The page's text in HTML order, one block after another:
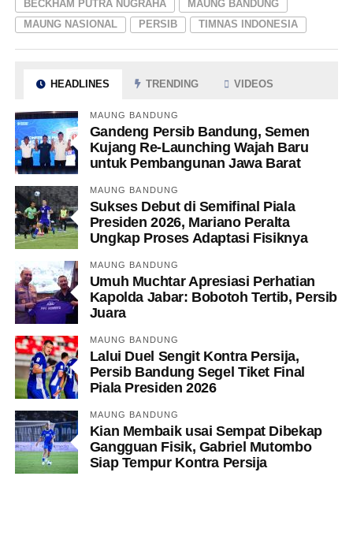
BECKHAM PUTRA NUGRAHA
MAUNG BANDUNG
MAUNG NASIONAL
PERSIB TIMNAS INDONESIA
HEADLINES TRENDING VIDEOS
MAUNG BANDUNG
Gandeng Persib Bandung, Semen
Kujang Re-Launching Wajah Baru
untuk Pembangunan Jawa Barat
MAUNG BANDUNG
Sukses Debut di Semifinal Piala
Presiden 2026, Mariano Peralta
Ungkap Proses Adaptasi Fisiknya
MAUNG BANDUNG
Umuh Muchtar Apresiasi Perhatian
Kapolda Jabar: Bobotoh Tertib, Persib
Juara
MAUNG BANDUNG
Lalui Duel Sengit Kontra Persija,
Persib Bandung Segel Tiket Final
Piala Presiden 2026
MAUNG BANDUNG
Kian Membaik usai Sempat Dibekap
Gangguan Fisik, Gabriel Mutombo
Siap Tempur Kontra Persija